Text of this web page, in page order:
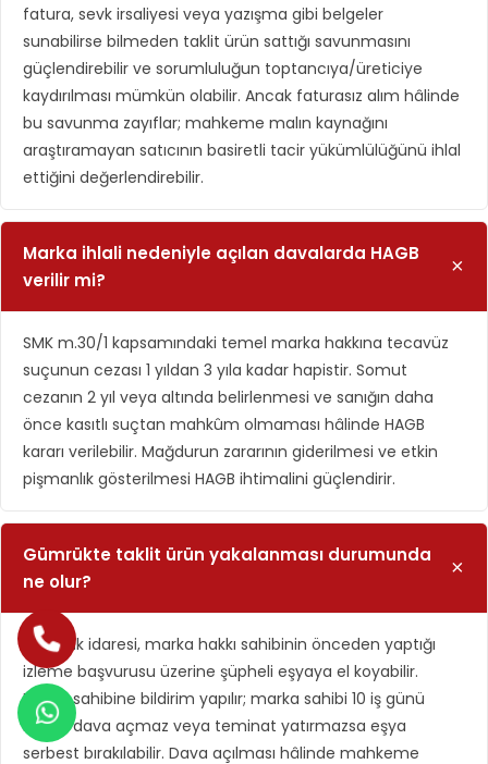
fatura, sevk irsaliyesi veya yazışma gibi belgeler
sunabilirse bilmeden taklit ürün sattığı savunmasını
güçlendirebilir ve sorumluluğun toptancıya/üreticiye
kaydırılması mümkün olabilir. Ancak faturasız alım hâlinde
bu savunma zayıflar; mahkeme malın kaynağını
araştıramayan satıcının basiretli tacir yükümlülüğünü ihlal
ettiğini değerlendirebilir.
Marka ihlali nedeniyle açılan davalarda HAGB
verilir mi?
SMK m.30/1 kapsamındaki temel marka hakkına tecavüz
suçunun cezası 1 yıldan 3 yıla kadar hapistir. Somut
cezanın 2 yıl veya altında belirlenmesi ve sanığın daha
önce kasıtlı suçtan mahkûm olmaması hâlinde HAGB
kararı verilebilir. Mağdurun zararının giderilmesi ve etkin
pişmanlık gösterilmesi HAGB ihtimalini güçlendirir.
Gümrükte taklit ürün yakalanması durumunda
ne olur?
Gümrük idaresi, marka hakkı sahibinin önceden yaptığı
izleme başvurusu üzerine şüpheli eşyaya el koyabilir.
Marka sahibine bildirim yapılır; marka sahibi 10 iş günü
içinde dava açmaz veya teminat yatırmazsa eşya
serbest bırakılabilir. Dava açılması hâlinde mahkeme